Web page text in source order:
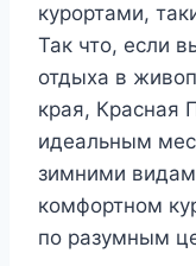
курортами,
Так что, если
отдыха в
края, Красная
идеальным
зимними
комфортном
по разумным